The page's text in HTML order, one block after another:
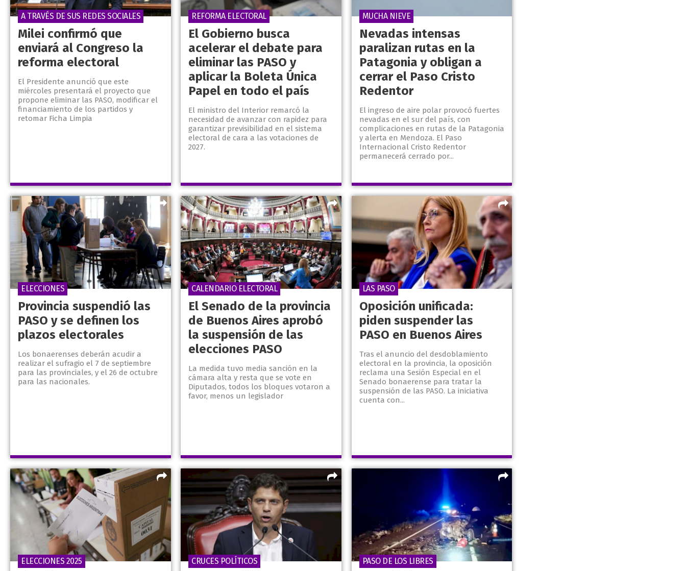
Milei confirmó que
enviará al Congreso la
reforma electoral
El Presidente anunció que este
miércoles presentará el proyecto que
propone eliminar las PASO, modificar el
financiamiento de los partidos y
retomar Ficha Limpia
A TRAVÉS DE SUS REDES SOCIALES
El Gobierno busca
acelerar el debate para
eliminar las PASO y
aplicar la Boleta Única
Papel en todo el país
El ministro del Interior remarcó la
necesidad de avanzar con rapidez para
garantizar previsibilidad en el sistema
electoral de cara a las votaciones de
2027.
REFORMA ELECTORAL
Nevadas intensas
paralizan rutas en la
Patagonia y obligan a
cerrar el Paso Cristo
Redentor
El ingreso de aire polar provocó fuertes
nevadas en el sur del país, con
complicaciones en rutas de la Patagonia
y alerta en Mendoza. El Paso
Internacional Cristo Redentor
permanecerá cerrado por...
MUCHA NIEVE
Provincia suspendió las
PASO y se definen los
plazos electorales
Los bonaerenses deberán acudir a
realizar el sufragio el 7 de septiembre
para las provinciales, y el 26 de octubre
para las nacionales.
ELECCIONES
El Senado de la provincia
de Buenos Aires aprobó
la suspensión de las
elecciones PASO
La medida tuvo media sanción en la
cámara alta y resta que se vote en
Diputados, todos los bloques votaron a
favor, menos un legislador
CALENDARIO ELECTORAL
Oposición unificada:
piden suspender las
PASO en Buenos Aires
Tras el anuncio del desdoblamiento
electoral en la provincia, la oposición
reclama una Sesión Especial en el
Senado bonaerense para tratar la
suspensión de las PASO. La iniciativa
cuenta con...
LAS PASO
ELECCIONES 2025 CRUCES POLÍTICOS PASO DE LOS LIBRES